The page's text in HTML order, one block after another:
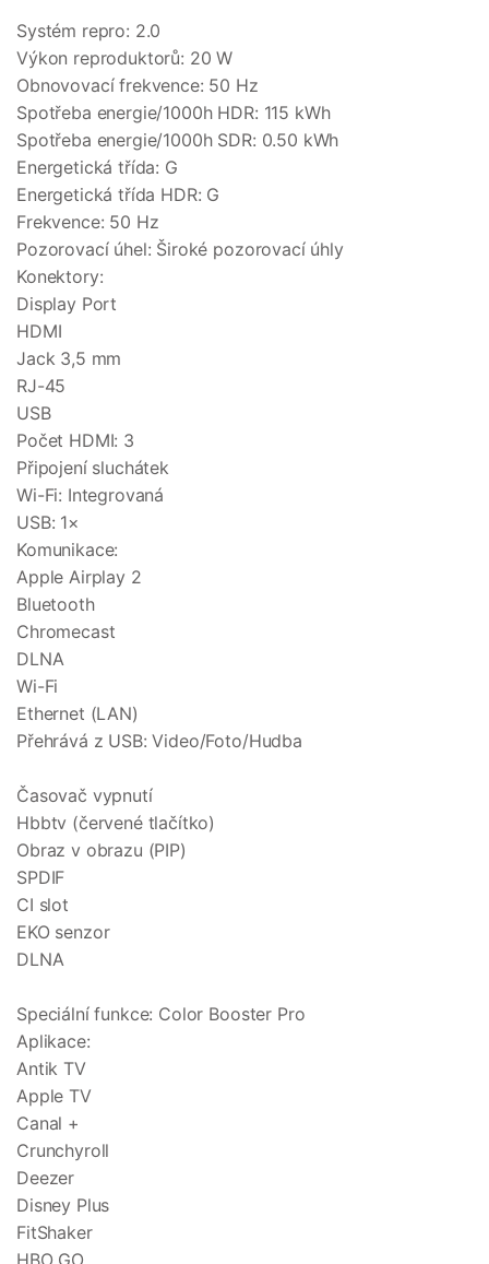
Systém repro: 2.0
Výkon reproduktorů: 20 W
Obnovovací frekvence: 50 Hz
Spotřeba energie/1000h HDR: 115 kWh
Spotřeba energie/1000h SDR: 0.50 kWh
Energetická třída: G
Energetická třída HDR: G
Frekvence: 50 Hz
Pozorovací úhel: Široké pozorovací úhly
Konektory:
Display Port
HDMI
Jack 3,5 mm
RJ-45
USB
Počet HDMI: 3
Připojení sluchátek
Wi-Fi: Integrovaná
USB: 1×
Komunikace:
Apple Airplay 2
Bluetooth
Chromecast
DLNA
Wi-Fi
Ethernet (LAN)
Přehrává z USB: Video/Foto/Hudba
Časovač vypnutí
Hbbtv (červené tlačítko)
Obraz v obrazu (PIP)
SPDIF
CI slot
EKO senzor
DLNA
Speciální funkce: Color Booster Pro
Aplikace:
Antik TV
Apple TV
Canal +
Crunchyroll
Deezer
Disney Plus
FitShaker